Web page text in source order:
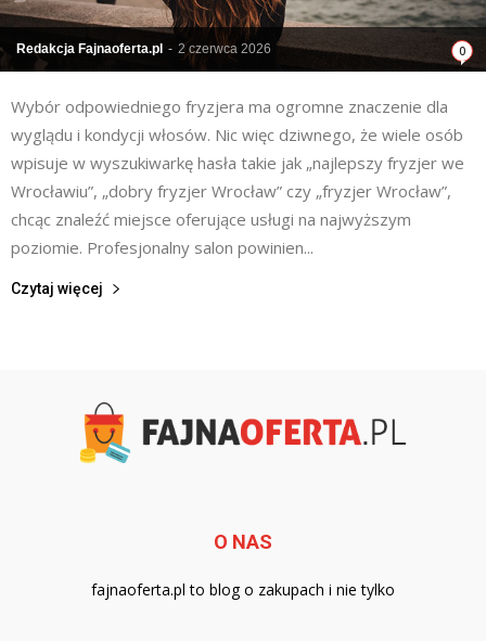
Redakcja Fajnaoferta.pl - 2 czerwca 2026 0
Wybór odpowiedniego fryzjera ma ogromne znaczenie dla
wyglądu i kondycji włosów. Nic więc dziwnego, że wiele osób
wpisuje w wyszukiwarkę hasła takie jak „najlepszy fryzjer we
Wrocławiu”, „dobry fryzjer Wrocław” czy „fryzjer Wrocław”,
chcąc znaleźć miejsce oferujące usługi na najwyższym
poziomie. Profesjonalny salon powinien...
Czytaj więcej
O NAS
fajnaoferta.pl to blog o zakupach i nie tylko